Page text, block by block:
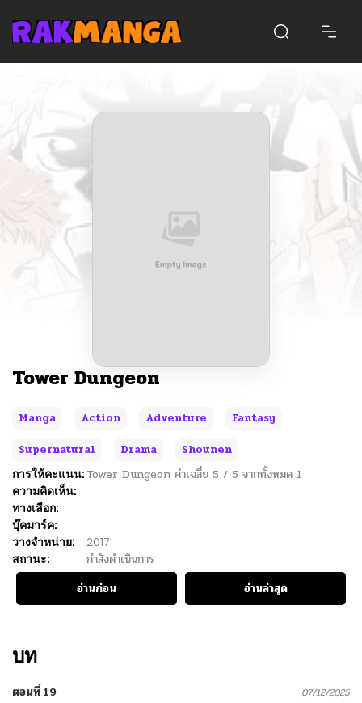
Tower Dungeon
Manga Action Adventure
Fantasy
Supernatural
Drama
Shounen
การให้คะแนน: Tower Dungeon ค่าเฉลี่ย 5 / 5 จากทั้งหมด 1
ความคิดเห็น:
ทางเลือก:
บุ๊คมาร์ค:
วางจำหน่าย:
2017
สถานะ:
กำลังดำเนินการ
อ่านก่อน
อ่านล่าสุด
บท
ตอนที่ 19 07/12/2025